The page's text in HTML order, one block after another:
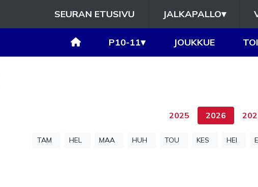
SEURAN ETUSIVU JALKAPALLO▾
P10-11▾ JOUKKUE
2025 2026
TAM HEL MAA HUH TOU KES HEI